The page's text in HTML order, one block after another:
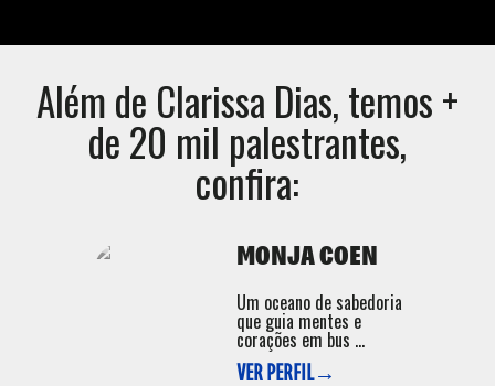
Além de Clarissa Dias, temos +
de 20 mil palestrantes,
confira:
MONJA COEN
Um oceano de sabedoria
que guia mentes e
corações em bus ...
VER PERFIL→